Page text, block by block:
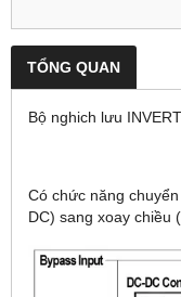
TỔNG QUAN
Bộ nghich lưu
Có chức năng
DC) sang xoay chiều